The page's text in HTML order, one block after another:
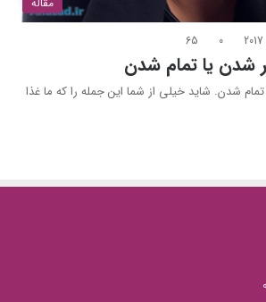
0
65
شدن یا تمام شدن
شدن. شاید خیلی از شما این جمله را که ما غذا